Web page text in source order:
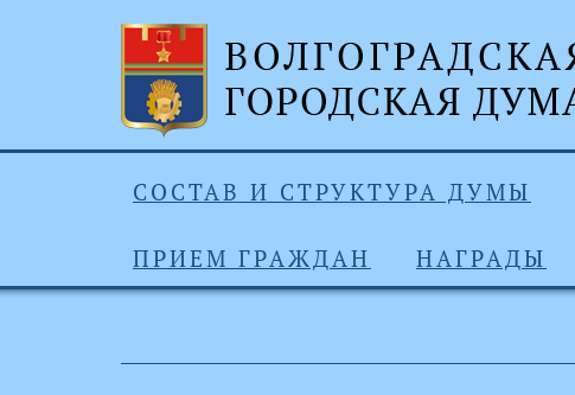
СОСТАВ И СТРУКТУРА ДУМЫ
ПРИЕМ ГРАЖДАН НАГРАДЫ